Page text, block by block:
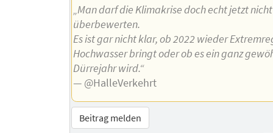
„Man darf die Klimakrise doch echt jetzt nicht
überbewerten.
Es ist gar nicht klar, ob 2022 wieder
Hochwasser bringt oder ob es ein ganz
Dürrejahr wird.“
— @HalleVerkehrt
Beitrag melden